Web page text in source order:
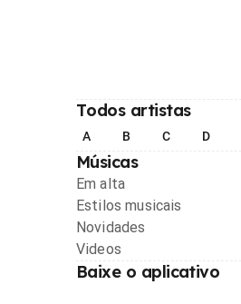
Todos artistas
A B C D
Músicas
Em alta
Estilos musicais
Novidades
Videos
Baixe o aplicativo